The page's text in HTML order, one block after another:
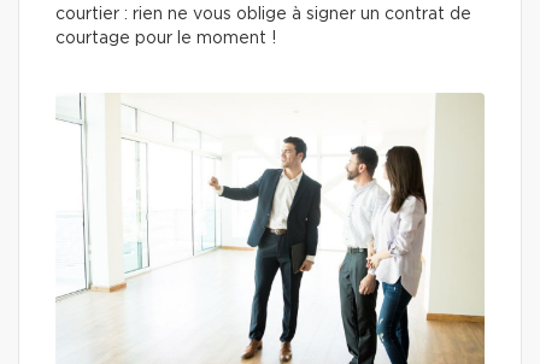
courtier : rien ne vous oblige à signer un contrat de
courtage pour le moment !